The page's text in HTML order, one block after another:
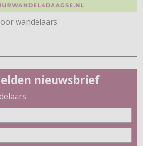
wandelaars
nieuwsbrief